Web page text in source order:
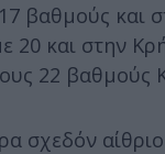
βαθμούς και
20 και στην
22 βαθμούς
σχεδόν